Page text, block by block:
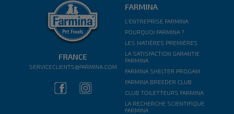
FRANCE
SERVICECLIENTS@FARMINA.COM
FARMINA
L'ENTREPRISE FARMINA
POURQUOI FARMINA ?
LES MATIÈRES PREMIÈRES
LA SATISFACTION GARANTIE
FARMINA
FARMINA SHELTER PROGAM
FARMINA BREEDER CLUB
CLUB TOILETTEURS FARMINA
LA RECHERCHE SCIENTIFIQUE
FARMINA